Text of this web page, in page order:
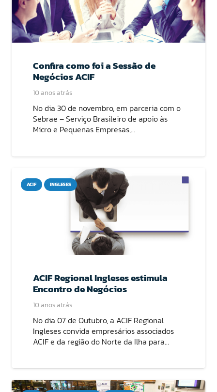
Confira como foi a Sessão de
Negócios ACIF
10 anos atrás
No dia 30 de novembro, em parceria com o
Sebrae – Serviço Brasileiro de apoio às
Micro e Pequenas Empresas,…
ACIF INGLESES
ACIF Regional Ingleses estimula
Encontro de Negócios
10 anos atrás
No dia 07 de Outubro, a ACIF Regional
Ingleses convida empresários associados
ACIF e da região do Norte da Ilha para…